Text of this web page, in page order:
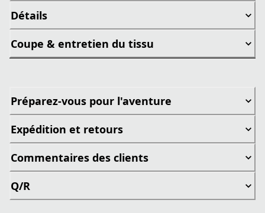
Détails
Coupe & entretien du tissu
Préparez-vous pour l'aventure
Expédition et retours
Commentaires des clients
Q/R